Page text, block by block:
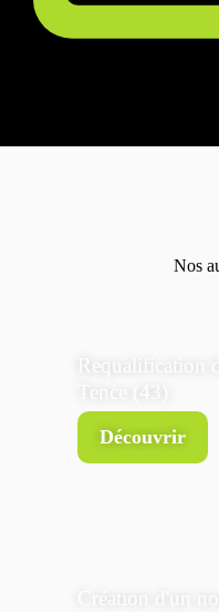
Nos
Requalification
Découvrir